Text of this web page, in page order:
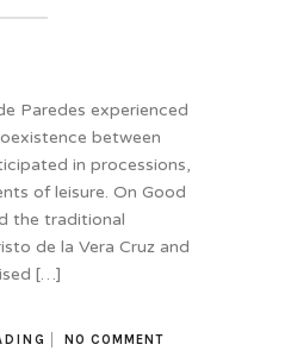
Paredes experienced
between
in processions,
of leisure. On Good
the traditional
de la Vera Cruz and
[…]
NO COMMENT